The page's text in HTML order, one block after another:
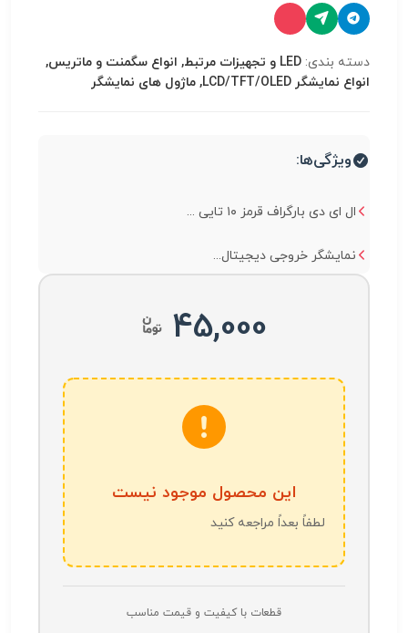
دسته بندی:
LED و تجهیزات مرتبط, انواع سگمنت و ماتریس,
انواع نمایشگر LCD/TFT/OLED, ماژول های نمایشگر
ویژگی‌ها:
ال ای دی بارگراف قرمز ۱۰ تایی ...
نمایشگر خروجی دیجیتال...
45,000
این محصول موجود نیست
لطفاً بعداً مراجعه کنید
قطعات با کیفیت و قیمت مناسب